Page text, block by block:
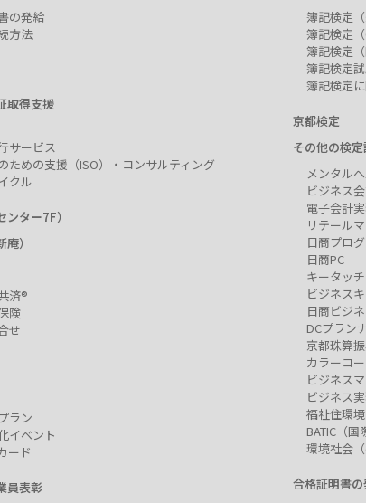
の発給
方法
取得支援
サービス
ための支援（ISO）・コンサルティング
クル
ター7F）
）
済®
険
せ
ラン
イベント
ード
員表彰
簿記検定（
簿記検定（
簿記検定
簿記検定
簿記検定
京都検定
その他の検
メンタル
ビジネス
電子会計
リテール
日商プロ
日商PC
キータッ
ビジネス
日商ビジ
DCプラン
京都珠算
カラーコ
ビジネス
ビジネス
福祉住環
BATIC（国
環境社会（
合格証明書